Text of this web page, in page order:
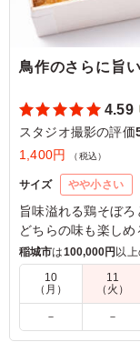
鳥作のさらに旨
4.59
スタジオ撮影の評価
1,400円
（税込）
サイズ やや小さい
旨味溢れる鶏そぼろ
どちらの味も楽し
そる絶妙なハーモニ
ぜひご賞味ください
甘辛いタレが絡
稲城市は100,000円以
10
（月）
11
（火）
－ －